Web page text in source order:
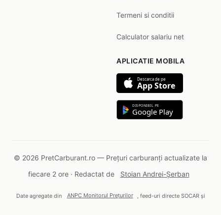
Termeni si conditii
Calculator salariu net
APLICATIE MOBILA
Descarca de pe
App Store
DISPONIBIL PE
Google Play
© 2026 PretCarburant.ro — Prețuri carburanți actualizate la
fiecare 2 ore · Redactat de
Stoian Andrei-Șerban
Date agregate din ANPC Monitorul Prețurilor , feed-uri directe SOCAR și